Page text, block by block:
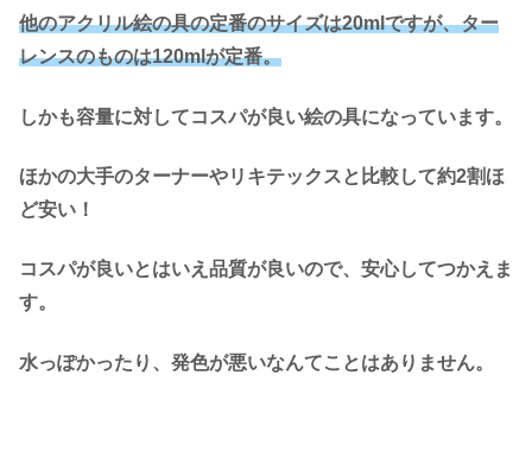
他のアクリル絵の具の定番のサイズは20mlですが、ター
レンスのものは120mlが定番。
しかも容量に対してコスパが良い絵の具になっています。
ほかの大手のターナーやリキテックスと比較して約2割ほ
ど安い！
コスパが良いとはいえ品質が良いので、安心してつかえま
す。
水っぽかったり、発色が悪いなんてことはありません。